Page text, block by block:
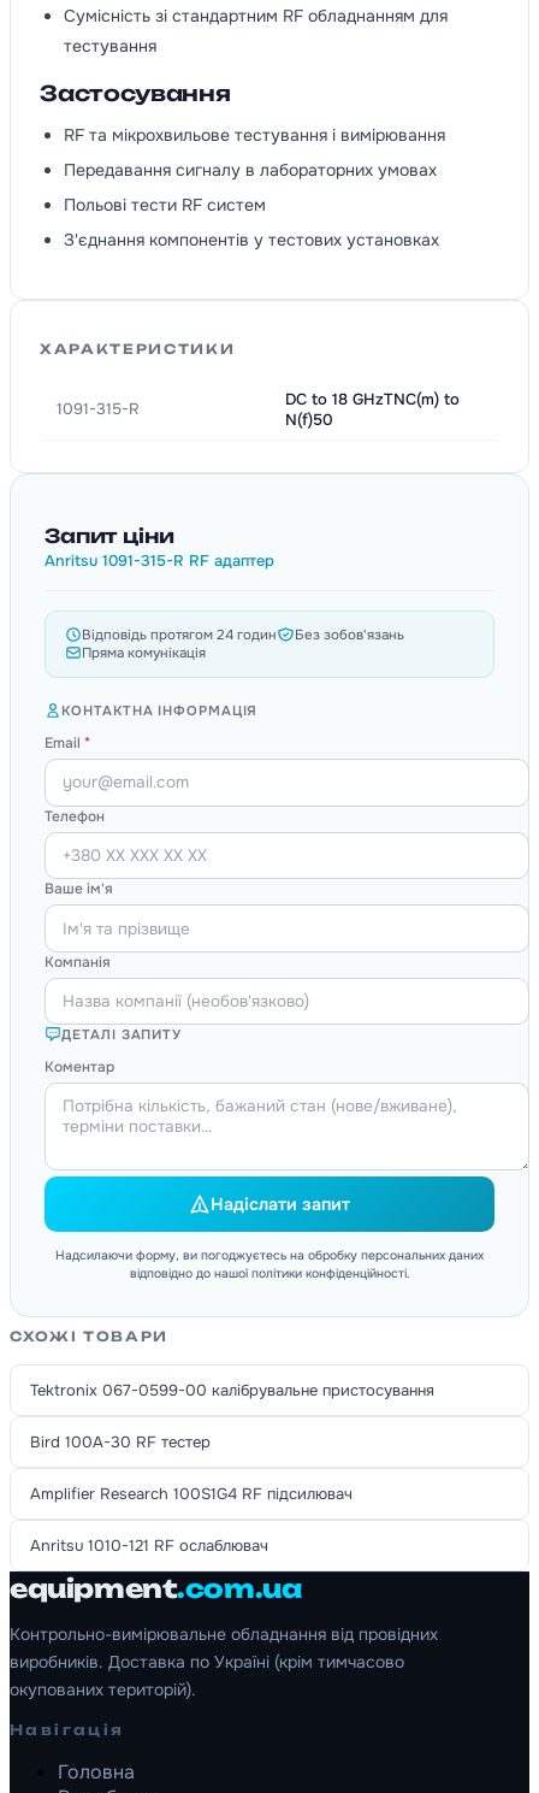
Сумісність зі стандартним RF обладнанням для
тестування
Застосування
RF та мікрохвильове тестування і вимірювання
Передавання сигналу в лабораторних умовах
Польові тести RF систем
З'єднання компонентів у тестових установках
ХАРАКТЕРИСТИКИ
1091-315-R
DC to 18 GHzTNC(m) to
N(f)50
Запит ціни
Anritsu 1091-315-R RF адаптер
Відповідь протягом 24 годин
Без зобов'язань
Пряма комунікація
КОНТАКТНА ІНФОРМАЦІЯ
Email *
Телефон
Ваше ім'я
Компанія
ДЕТАЛІ ЗАПИТУ
Коментар
Надіслати запит
Надсилаючи форму, ви погоджуєтесь на обробку персональних даних
відповідно до нашої політики конфіденційності.
СХОЖІ ТОВАРИ
Tektronix 067-0599-00 калібрувальне пристосування
Bird 100A-30 RF тестер
Amplifier Research 100S1G4 RF підсилювач
Anritsu 1010-121 RF ослаблювач
equipment.com.ua
Контрольно-вимірювальне обладнання від провідних
виробників. Доставка по Україні (крім тимчасово
окупованих територій).
Навігація
Головна